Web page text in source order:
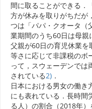
間に取ることができる．
方が休みを取りがちだが
つは「パパ・クオータ（
業期間のうち60日は母親
父親が60日の育児休業
等さに応じて非課税のボ
って，スウェーデンでは
されている2) ．
日本における男女の働き
にも表れている．長時間
る人）の割合（2018年